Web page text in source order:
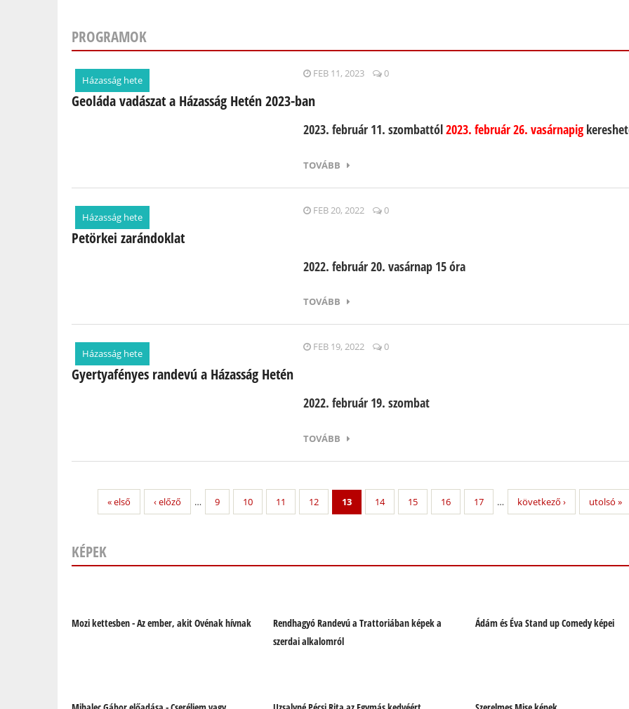
PROGRAMOK
Házasság hete
FEB 11, 2023 0
Geoláda vadászat a Házasság Hetén 2023-ban
2023. február 11. szombattól2023. február 26. vasárnapig
TOVÁBB
Házasság hete
FEB 20, 2022 0
Petörkei zarándoklat
2022. február 20. vasárnap 15 óra
TOVÁBB
Házasság hete
FEB 19, 2022 0
Gyertyafényes randevú a Házasság Hetén
2022. február 19. szombat
TOVÁBB
Oldalak
« első ‹ előző … 9 10 11 12 13 14 15 16 17 … következő › utolsó »
KÉPEK
Mozi kettesben - Az ember, akit Ovénak hívnak
Rendhagyó Randevú a Trattoriában képek a
szerdai alkalomról
Ádám és Éva Stand up Comedy képei